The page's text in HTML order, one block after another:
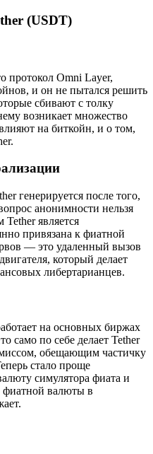
(USDT)
протокол Omni Layer,
и он не пытался решить
сбивают с толку
возникает множество
на биткойн, и о том,
генерируется после того,
анонимности нельзя
является
привязана к фиатной
— это удаленный вызов
который делает
либертарианцев.
на основных биржах
само по себе делает Tether
обещающим частичку
стало проще
симулятора фиата и
фиатной валюты в